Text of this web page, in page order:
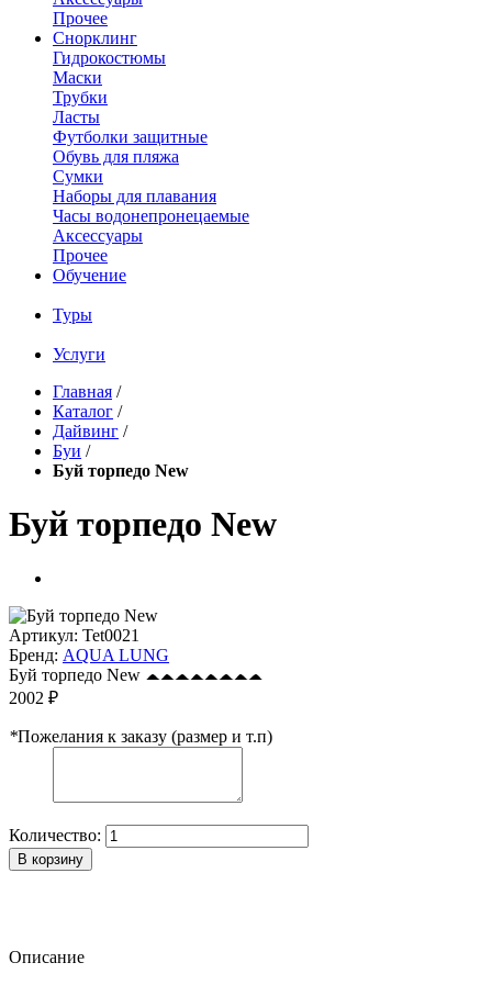
Прочее
Снорклинг
Гидрокостюмы
Маски
Трубки
Ласты
Футболки защитные
Обувь для пляжа
Сумки
Наборы для плавания
Часы водонепронецаемые
Аксессуары
Прочее
Обучение
Туры
Услуги
Главная /
Каталог /
Дайвинг /
Буи /
Буй торпедо New
Буй торпедо New
Артикул: Tet0021
Бренд: AQUA LUNG
Буй торпедо New
2002 ₽
*Пожелания к заказу (размер и т.п)
Количество:
В корзину
Описание